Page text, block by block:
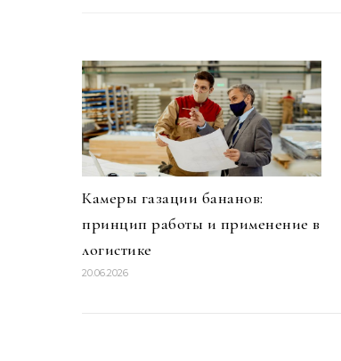
Камеры газации бананов:
принцип работы и применение в
логистике
20.06.2026